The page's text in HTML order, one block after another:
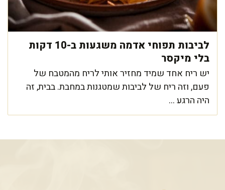
לביבות תפוחי אדמה משגעות ב-10 דקות
בלי מיקסר
יש ריח אחד שמיד מחזיר אותי לריח מהמטבח של
פעם, וזה ריח של לביבות שמטגנות במחבת. בבית, זה
היה הרגע ...